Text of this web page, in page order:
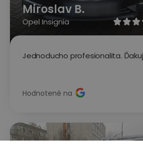

Miroslav B.
Opel Insignia
Jednoducho profesionalita.
Hodnotené na